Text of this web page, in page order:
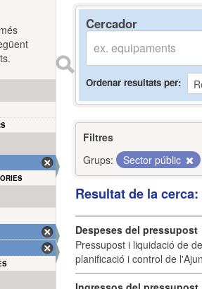
Cercador
Ordenar resultats per
Filtres
Grups:
Sector públic
Resultat de la
Despeses del pressupost
Pressupost i liquidació de
planificació i control de